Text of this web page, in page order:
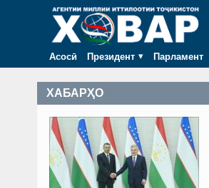
Асосӣ Президент Парламент
ХАБАРҲО